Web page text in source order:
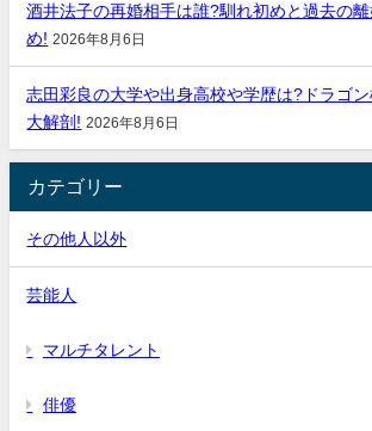
酒井法子の再婚相手は誰?馴れ初めと過去の
め! 2026年8月6日
志田彩良の大学や出身高校や学歴は?ドラゴ
大解剖! 2026年8月6日
カテゴリー
その他人以外
芸能人
マルチタレント
俳優